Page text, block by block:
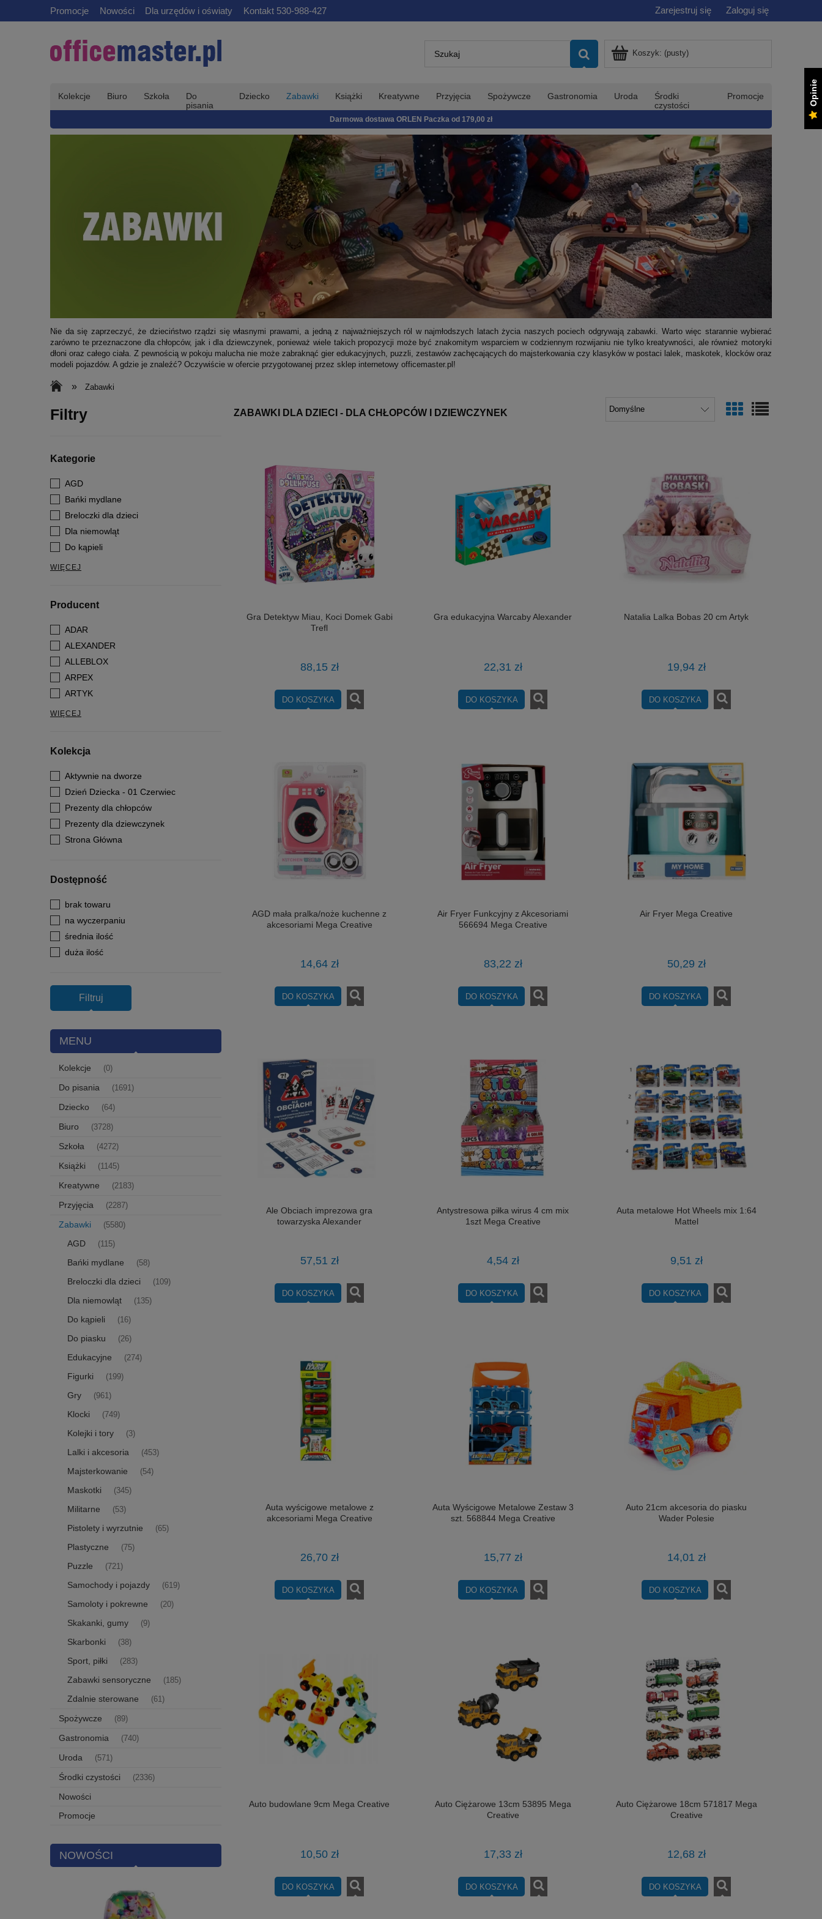
Promocje Nowości Dla urzędów i oświaty Kontakt 530-988-427 Zarejestruj się Zaloguj się
Koszyk: (pusty)
Kolekcje Biuro Szkoła
Do
pisania
Dziecko Zabawki Książki Kreatywne Przyjęcia Spożywcze Gastronomia Uroda
Środki
czystości
Promocje
Darmowa dostawa ORLEN Paczka od 179,00 zł
Nie da się zaprzeczyć, że dzieciństwo rządzi się własnymi prawami, a jedną z najważniejszych ról w najmłodszych latach życia naszych pociech odgrywają zabawki. Warto więc starannie wybierać
zarówno te przeznaczone dla chłopców, jak i dla dziewczynek, ponieważ wiele takich propozycji może być znakomitym wsparciem w codziennym rozwijaniu nie tylko kreatywności, ale również motoryki
dłoni oraz całego ciała. Z pewnością w pokoju malucha nie może zabraknąć gier edukacyjnych, puzzli, zestawów zachęcających do majsterkowania czy klasyków w postaci lalek, maskotek, klocków oraz
modeli pojazdów. A gdzie je znaleźć? Oczywiście w ofercie przygotowanej przez sklep internetowy officemaster.pl!
» Zabawki
Filtry
Kategorie
AGD
Bańki mydlane
Breloczki dla dzieci
Dla niemowląt
Do kąpieli
WIĘCEJ
Producent
ADAR
ALEXANDER
ALLEBLOX
ARPEX
ARTYK
WIĘCEJ
Kolekcja
Aktywnie na dworze
Dzień Dziecka - 01 Czerwiec
Prezenty dla chłopców
Prezenty dla dziewczynek
Strona Główna
Dostępność
brak towaru
na wyczerpaniu
średnia ilość
duża ilość
Filtruj
MENU
Kolekcje (0)
Do pisania (1691)
Dziecko (64)
Biuro (3728)
Szkoła (4272)
Książki (1145)
Kreatywne (2183)
Przyjęcia (2287)
Zabawki (5580)
AGD (115)
Bańki mydlane (58)
Breloczki dla dzieci (109)
Dla niemowląt (135)
Do kąpieli (16)
Do piasku (26)
Edukacyjne (274)
Figurki (199)
Gry (961)
Klocki (749)
Kolejki i tory (3)
Lalki i akcesoria (453)
Majsterkowanie (54)
Maskotki (345)
Militarne (53)
Pistolety i wyrzutnie (65)
Plastyczne (75)
Puzzle (721)
Samochody i pojazdy (619)
Samoloty i pokrewne (20)
Skakanki, gumy (9)
Skarbonki (38)
Sport, piłki (283)
Zabawki sensoryczne (185)
Zdalnie sterowane (61)
Spożywcze (89)
Gastronomia (740)
Uroda (571)
Środki czystości (2336)
Nowości
Promocje
NOWOŚCI
ZABAWKI DLA DZIECI - DLA CHŁOPCÓW I DZIEWCZYNEK
Gra Detektyw Miau, Koci Domek Gabi
Trefl
88,15 zł
DO KOSZYKA
Gra edukacyjna Warcaby Alexander
22,31 zł
DO KOSZYKA
Natalia Lalka Bobas 20 cm Artyk
19,94 zł
DO KOSZYKA
AGD mała pralka/noże kuchenne z
akcesoriami Mega Creative
14,64 zł
DO KOSZYKA
Air Fryer Funkcyjny z Akcesoriami
566694 Mega Creative
83,22 zł
DO KOSZYKA
Air Fryer Mega Creative
50,29 zł
DO KOSZYKA
Ale Obciach imprezowa gra
towarzyska Alexander
57,51 zł
DO KOSZYKA
Antystresowa piłka wirus 4 cm mix
1szt Mega Creative
4,54 zł
DO KOSZYKA
Auta metalowe Hot Wheels mix 1:64
Mattel
9,51 zł
DO KOSZYKA
Auta wyścigowe metalowe z
akcesoriami Mega Creative
26,70 zł
DO KOSZYKA
Auta Wyścigowe Metalowe Zestaw 3
szt. 568844 Mega Creative
15,77 zł
DO KOSZYKA
Auto 21cm akcesoria do piasku
Wader Polesie
14,01 zł
DO KOSZYKA
Auto budowlane 9cm Mega Creative
10,50 zł
DO KOSZYKA
Auto Ciężarowe 13cm 53895 Mega
Creative
17,33 zł
DO KOSZYKA
Auto Ciężarowe 18cm 571817 Mega
Creative
12,68 zł
DO KOSZYKA
Opinie